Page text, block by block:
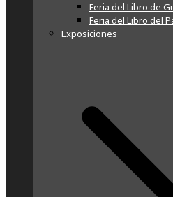
Feria del Libro de
Feria del Libro del
Exposiciones